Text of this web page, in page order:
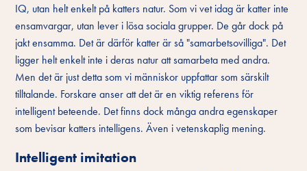
IQ, utan helt enkelt på katters natur. Som vi vet idag är katter inte
ensamvargar, utan lever i lösa sociala grupper. De går dock på
jakt ensamma. Det är därför katter är så "samarbetsovilliga". Det
ligger helt enkelt inte i deras natur att samarbeta med andra.
Men det är just detta som vi människor uppfattar som särskilt
tilltalande. Forskare anser att det är en viktig referens för
intelligent beteende. Det finns dock många andra egenskaper
som bevisar katters intelligens. Även i vetenskaplig mening.
Intelligent imitation